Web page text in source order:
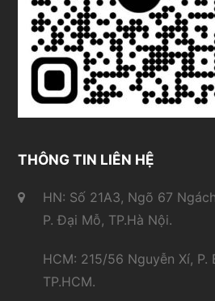
THÔNG TIN LIÊN HỆ
HN: Số 21A3, Ngõ 67
P. Đại Mỗ, TP.Hà Nội.
HCM: 215/56 Nguyễn Xí, P.
TP.HCM.